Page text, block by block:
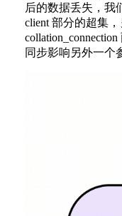
后的数据丢失，我
client 部分的超集，
同步影响另外一个